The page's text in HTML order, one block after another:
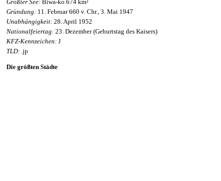
Größter See: Biwa-ko 674 km²
Gründung: 11. Februar 660 v. Chr., 3. Mai 1947
Unabhängigkeit: 28. April 1952
Nationalfeiertag: 23. Dezember (Geburtstag des Kaisers)
KFZ-Kennzeichen: J
TLD: .jp
Die größten Städte